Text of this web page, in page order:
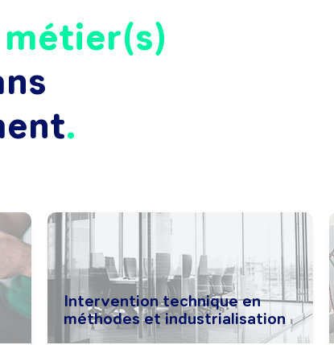
métier(s)
Intervention technique en
méthodes et industrialisation